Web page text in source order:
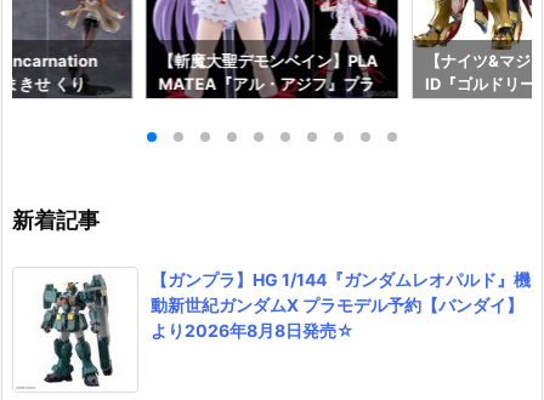
きせ くり
【斬魔大聖デモンベイン】PLA
MATEA『アル・アジフ』プラ
ンパニー】より2027年4月発売
【ナイツ&マジ
ID『ゴルドリー
新着記事
【ガンプラ】HG 1/144『ガンダムレオパルド』機
動新世紀ガンダムX プラモデル予約【バンダイ】
より2026年8月8日発売☆